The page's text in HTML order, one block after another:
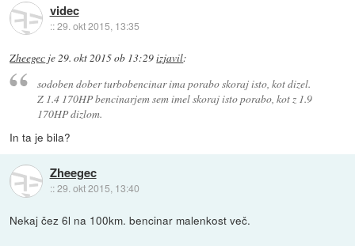
videc
::29. okt 2015, 13:35
Zheegec je 29. okt 2015 ob 13:29izjavil:
sodoben dober turbobencinar ima porabo skoraj isto, kot dizel.
Z 1.4 170HP bencinarjem sem imel skoraj isto porabo, kot z 1.9
170HP dizlom.
In ta je bila?
Zheegec
::29. okt 2015, 13:40
Nekaj čez 6l na 100km. bencinar malenkost več.